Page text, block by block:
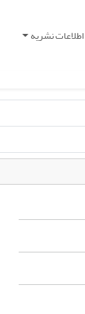
اطلاعات نشریه